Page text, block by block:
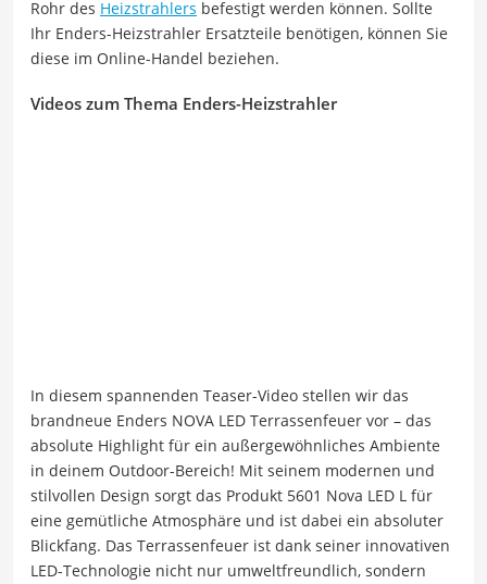
Rohr des Heizstrahlers befestigt werden können. Sollte
Ihr Enders-Heizstrahler Ersatzteile benötigen, können Sie
diese im Online-Handel beziehen.
Videos zum Thema Enders-Heizstrahler
In diesem spannenden Teaser-Video stellen wir das
brandneue Enders NOVA LED Terrassenfeuer vor – das
absolute Highlight für ein außergewöhnliches Ambiente
in deinem Outdoor-Bereich! Mit seinem modernen und
stilvollen Design sorgt das Produkt 5601 Nova LED L für
eine gemütliche Atmosphäre und ist dabei ein absoluter
Blickfang. Das Terrassenfeuer ist dank seiner innovativen
LED-Technologie nicht nur umweltfreundlich, sondern